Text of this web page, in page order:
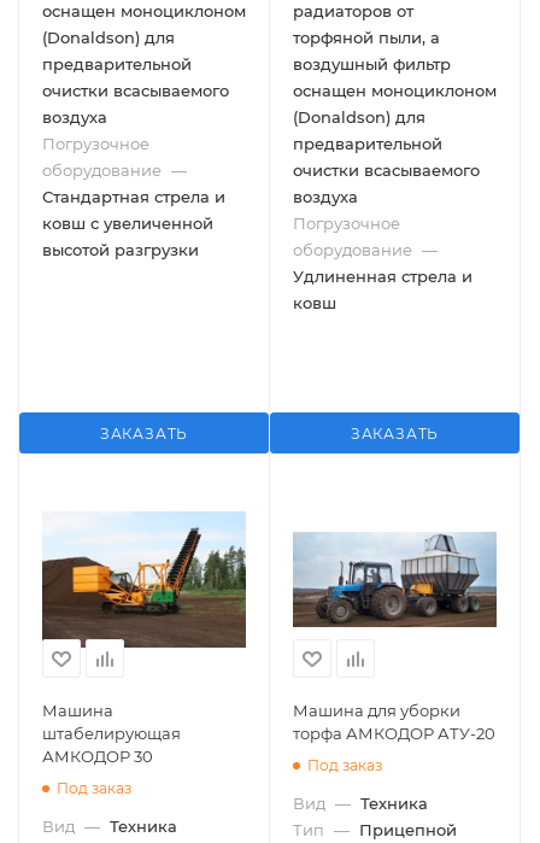
оснащен моноциклоном
(Donaldson) для
предварительной
очистки всасываемого
воздуха
Погрузочное
оборудование —
Стандартная стрела и
ковш с увеличенной
высотой разгрузки
ЗАКАЗАТЬ
радиаторов от
торфяной пыли, а
воздушный фильтр
оснащен моноциклоном
(Donaldson) для
предварительной
очистки всасываемого
воздуха
Погрузочное
оборудование —
Удлиненная стрела и
ковш
ЗАКАЗАТЬ
Машина
штабелирующая
АМКОДОР 30
Под заказ
Вид — Техника
Машина для уборки
торфа АМКОДОР АТУ-20
Под заказ
Вид — Техника
Тип — Прицепной